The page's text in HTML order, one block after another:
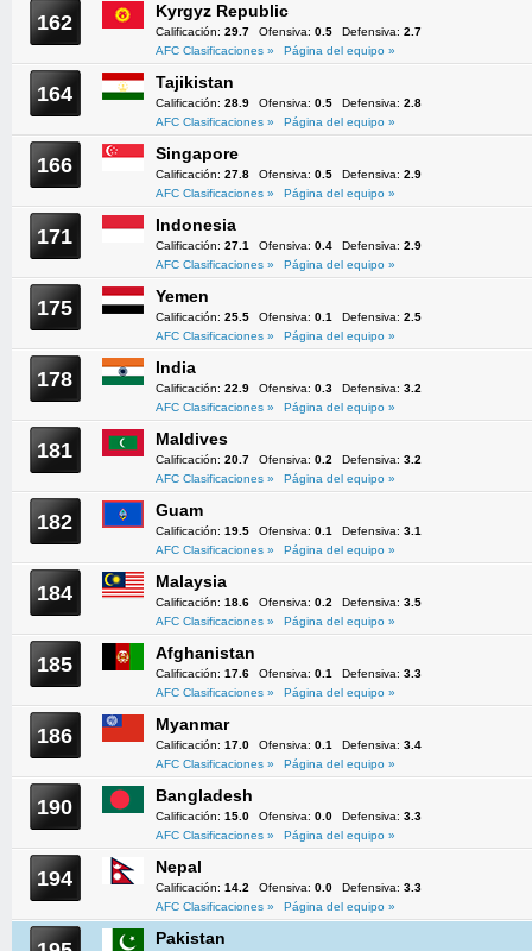
162 Kyrgyz Republic
Calificación: 29.7 Ofensiva: 0.5 Defensiva: 2.7
AFC Clasificaciones »
Página del equipo »
164 Tajikistan
Calificación: 28.9 Ofensiva: 0.5 Defensiva: 2.8
AFC Clasificaciones »
Página del equipo »
166 Singapore
Calificación: 27.8 Ofensiva: 0.5 Defensiva: 2.9
AFC Clasificaciones »
Página del equipo »
171 Indonesia
Calificación: 27.1 Ofensiva: 0.4 Defensiva: 2.9
AFC Clasificaciones »
Página del equipo »
175 Yemen
Calificación: 25.5 Ofensiva: 0.1 Defensiva: 2.5
AFC Clasificaciones »
Página del equipo »
178 India
Calificación: 22.9 Ofensiva: 0.3 Defensiva: 3.2
AFC Clasificaciones »
Página del equipo »
181 Maldives
Calificación: 20.7 Ofensiva: 0.2 Defensiva: 3.2
AFC Clasificaciones »
Página del equipo »
182 Guam
Calificación: 19.5 Ofensiva: 0.1 Defensiva: 3.1
AFC Clasificaciones »
Página del equipo »
184 Malaysia
Calificación: 18.6 Ofensiva: 0.2 Defensiva: 3.5
AFC Clasificaciones »
Página del equipo »
185 Afghanistan
Calificación: 17.6 Ofensiva: 0.1 Defensiva: 3.3
AFC Clasificaciones »
Página del equipo »
186 Myanmar
Calificación: 17.0 Ofensiva: 0.1 Defensiva: 3.4
AFC Clasificaciones »
Página del equipo »
190 Bangladesh
Calificación: 15.0 Ofensiva: 0.0 Defensiva: 3.3
AFC Clasificaciones »
Página del equipo »
194 Nepal
Calificación: 14.2 Ofensiva: 0.0 Defensiva: 3.3
AFC Clasificaciones »
Página del equipo »
Pakistan